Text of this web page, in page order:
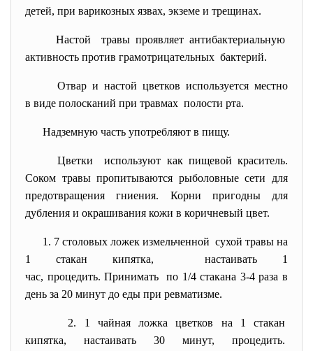
детей, при варикозных язвах, экземе и трещинах.
Настой травы проявляетантибактериальную
активность против грамотрицательных бактерий.
Отвар и настой цветков используется местно
в виде полосканий при травмах полости рта.
Надземную часть употребляют в пищу.
Цветки используют как пищевой краситель.
Соком травы пропитываются рыболовные сети для
предотвращения гниения. Корни пригодны для
дубления и окрашивания кожи в коричневый цвет.
1. 7 столовых ложек измельченной сухой травы на
1 стакан кипятка, настаивать 1
час, процедить. Принимать по 1/4 стакана 3-4 раза в
день за 20 минут до еды при ревматизме.
2. 1 чайная ложка цветков на 1 стакан
кипятка, настаивать 30 минут, процедить.